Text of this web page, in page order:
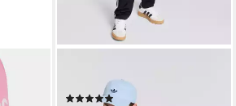
Baseball Cap CAP